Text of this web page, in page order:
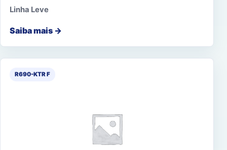
Linha Leve
Saiba mais →
R690-KTR F